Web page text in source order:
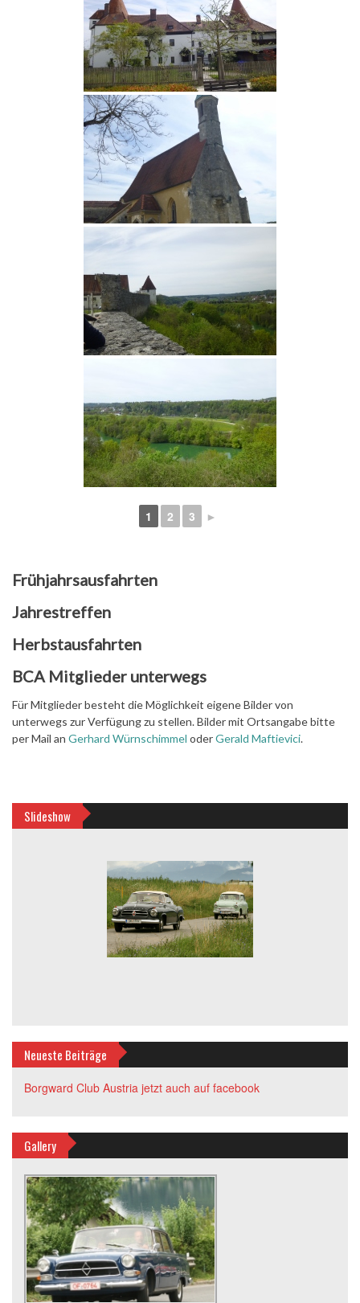
1 2 3 ►
Frühjahrsausfahrten
Jahrestreffen
Herbstausfahrten
BCA Mitglieder unterwegs
Für Mitglieder besteht die Möglichkeit eigene Bilder von
unterwegs zur Verfügung zu stellen. Bilder mit Ortsangabe bitte
per Mail an Gerhard Würnschimmel oderGerald Maftievici.
Slideshow
Neueste Beiträge
Borgward Club Austria jetzt auch auf facebook
Gallery